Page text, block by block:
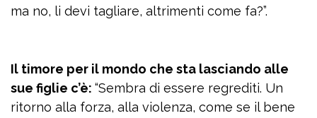
ma no, li devi tagliare, altrimenti come fa?”.
Il timore per il mondo che sta lasciando alle
sue figlie c’è: “Sembra di essere regrediti. Un
ritorno alla forza, alla violenza, come se il bene